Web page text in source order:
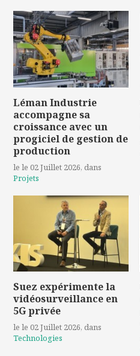
Léman Industrie
accompagne sa
croissance avec un
progiciel de gestion de
production
le le 02 Juillet 2026, dans
Projets
Suez expérimente la
vidéosurveillance en
5G privée
le le 02 Juillet 2026, dans
Technologies